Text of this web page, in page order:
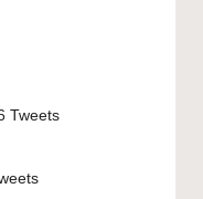
Tweets